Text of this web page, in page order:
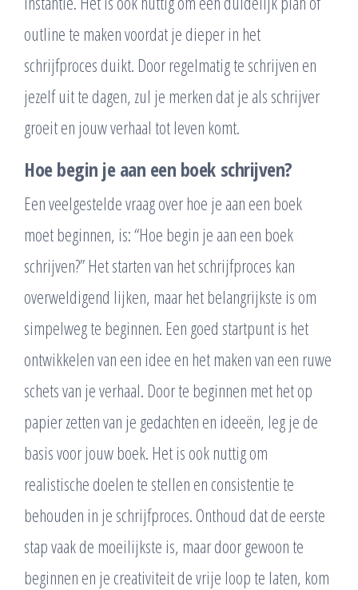
outline te maken voordat je dieper in het
schrijfproces duikt. Door regelmatig te schrijven en
jezelf uit te dagen, zul je merken dat je als schrijver
groeit en jouw verhaal tot leven komt.
Hoe begin je aan een boek schrijven?
Een veelgestelde vraag over hoe je aan een boek
moet beginnen, is: “Hoe begin je aan een boek
schrijven?” Het starten van het schrijfproces kan
overweldigend lijken, maar het belangrijkste is om
simpelweg te beginnen. Een goed startpunt is het
ontwikkelen van een idee en het maken van een ruwe
schets van je verhaal. Door te beginnen met het op
papier zetten van je gedachten en ideeën, leg je de
basis voor jouw boek. Het is ook nuttig om
realistische doelen te stellen en consistentie te
behouden in je schrijfproces. Onthoud dat de eerste
stap vaak de moeilijkste is, maar door gewoon te
beginnen en je creativiteit de vrije loop te laten, kom